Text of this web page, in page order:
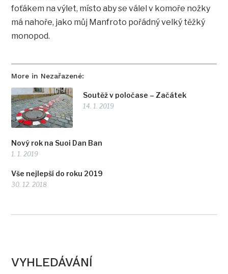
More in Nezařazené:
Soutěž v poločase – Začátek
14. 1. 2019
Nový rok na Suoi Dan Ban
1. 1. 2019
Vše nejlepší do roku 2019
30. 12. 2018
foťákem na výlet, místo aby se válel v komoře nožky
má nahoře, jako můj Manfroto pořádný velký těžký
monopod.
VYHLEDÁVÁNÍ